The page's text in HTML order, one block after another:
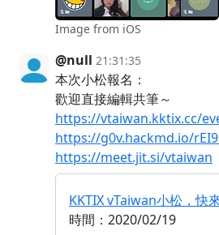
Image from iOS
@null 21:31:35
本次小松報名：
歡迎直接編輯共筆～
https://vtaiwan.kktix.cc/
https://g0v.hackmd.io/
https://meet.jit.si/vtaiwan
KKTIX vTaiwan小松，快
時間：2020/02/19